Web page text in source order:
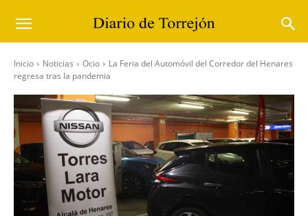
Inicio Noticias Ocio
La Feria del Automóvil del Corredor del Henares
regresa tras la pandemia